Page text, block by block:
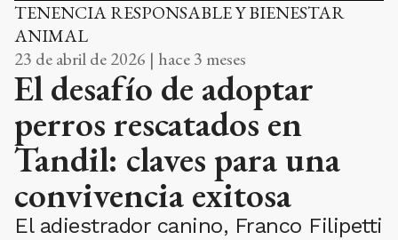
TENENCIA RESPONSABLE Y BIENESTAR
ANIMAL
23 de abril de 2026 | hace 3 meses
El desafío de adoptar
perros rescatados en
Tandil: claves para una
convivencia exitosa
El adiestrador canino, Franco Filipetti